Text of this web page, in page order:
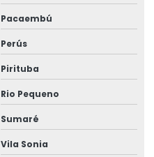
estrutural
Estrutural
Pacaembú
Perús
Pirituba
Rio Pequeno
Sumaré
Vila Sonia